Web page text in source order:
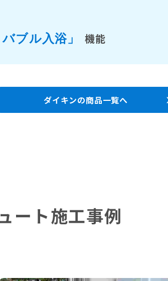
ブル入浴」 機能
ダイキンの商品一覧へ
ート施工事例